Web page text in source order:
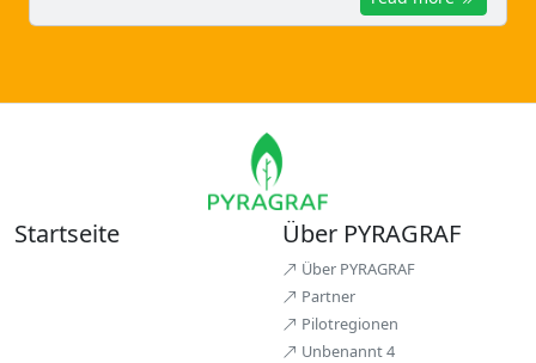
Startseite Über PYRAGRAF
Über PYRAGRAF
Partner
Pilotregionen
Unbenannt 4